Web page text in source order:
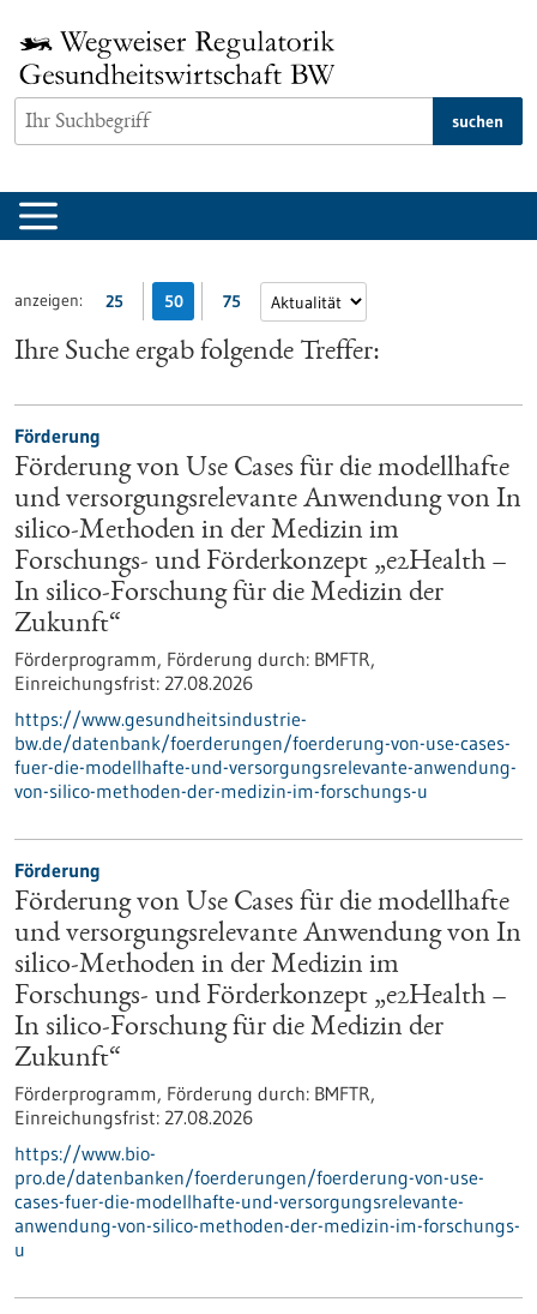
Inhalt
springen
suchen
anzeigen: 25 50 75
Ihre Suche ergab folgende Treffer:
Förderung
Förderung von Use Cases für die modellhafte
und versorgungsrelevante Anwendung von In
silico-Methoden in der Medizin im
Forschungs- und Förderkonzept „e2Health –
In silico-Forschung für die Medizin der
Zukunft“
Förderprogramm, Förderung durch: BMFTR,
Einreichungsfrist: 27.08.2026
https://www.gesundheitsindustrie-
bw.de/datenbank/foerderungen/foerderung-von-use-cases-
fuer-die-modellhafte-und-versorgungsrelevante-anwendung-
von-silico-methoden-der-medizin-im-forschungs-u
Förderung
Förderung von Use Cases für die modellhafte
und versorgungsrelevante Anwendung von In
silico-Methoden in der Medizin im
Forschungs- und Förderkonzept „e2Health –
In silico-Forschung für die Medizin der
Zukunft“
Förderprogramm, Förderung durch: BMFTR,
Einreichungsfrist: 27.08.2026
https://www.bio-
pro.de/datenbanken/foerderungen/foerderung-von-use-
cases-fuer-die-modellhafte-und-versorgungsrelevante-
anwendung-von-silico-methoden-der-medizin-im-forschungs-
u